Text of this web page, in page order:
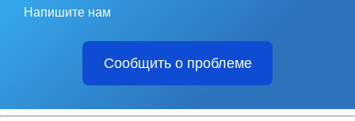
Напишите нам
Сообщить о проблеме